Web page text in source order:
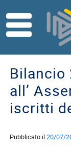
HOME
Direttivo
Consiglio
di
Contatti
Bilancio
all’
iscritti
Pubblicato il20/07/